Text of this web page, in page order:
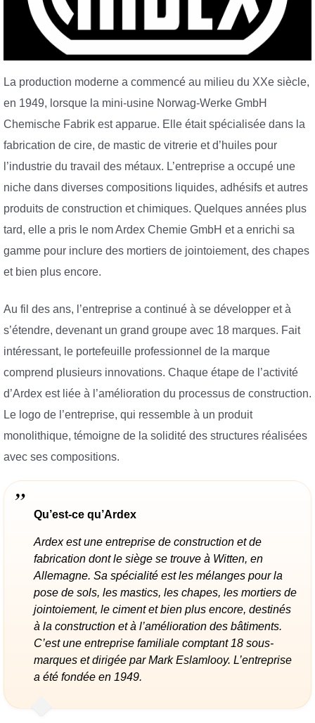
La production moderne a commencé au milieu du XXe siècle,
en 1949, lorsque la mini-usine Norwag-Werke GmbH
Chemische Fabrik est apparue. Elle était spécialisée dans la
fabrication de cire, de mastic de vitrerie et d’huiles pour
l’industrie du travail des métaux. L’entreprise a occupé une
niche dans diverses compositions liquides, adhésifs et autres
produits de construction et chimiques. Quelques années plus
tard, elle a pris le nom Ardex Chemie GmbH et a enrichi sa
gamme pour inclure des mortiers de jointoiement, des chapes
et bien plus encore.
Au fil des ans, l’entreprise a continué à se développer et à
s’étendre, devenant un grand groupe avec 18 marques. Fait
intéressant, le portefeuille professionnel de la marque
comprend plusieurs innovations. Chaque étape de l’activité
d’Ardex est liée à l’amélioration du processus de construction.
Le logo de l’entreprise, qui ressemble à un produit
monolithique, témoigne de la solidité des structures réalisées
avec ses compositions.
Qu’est-ce qu’Ardex
Ardex est une entreprise de construction et de
fabrication dont le siège se trouve à Witten, en
Allemagne. Sa spécialité est les mélanges pour la
pose de sols, les mastics, les chapes, les mortiers de
jointoiement, le ciment et bien plus encore, destinés
à la construction et à l’amélioration des bâtiments.
C’est une entreprise familiale comptant 18 sous-
marques et dirigée par Mark Eslamlooy. L’entreprise
a été fondée en 1949.